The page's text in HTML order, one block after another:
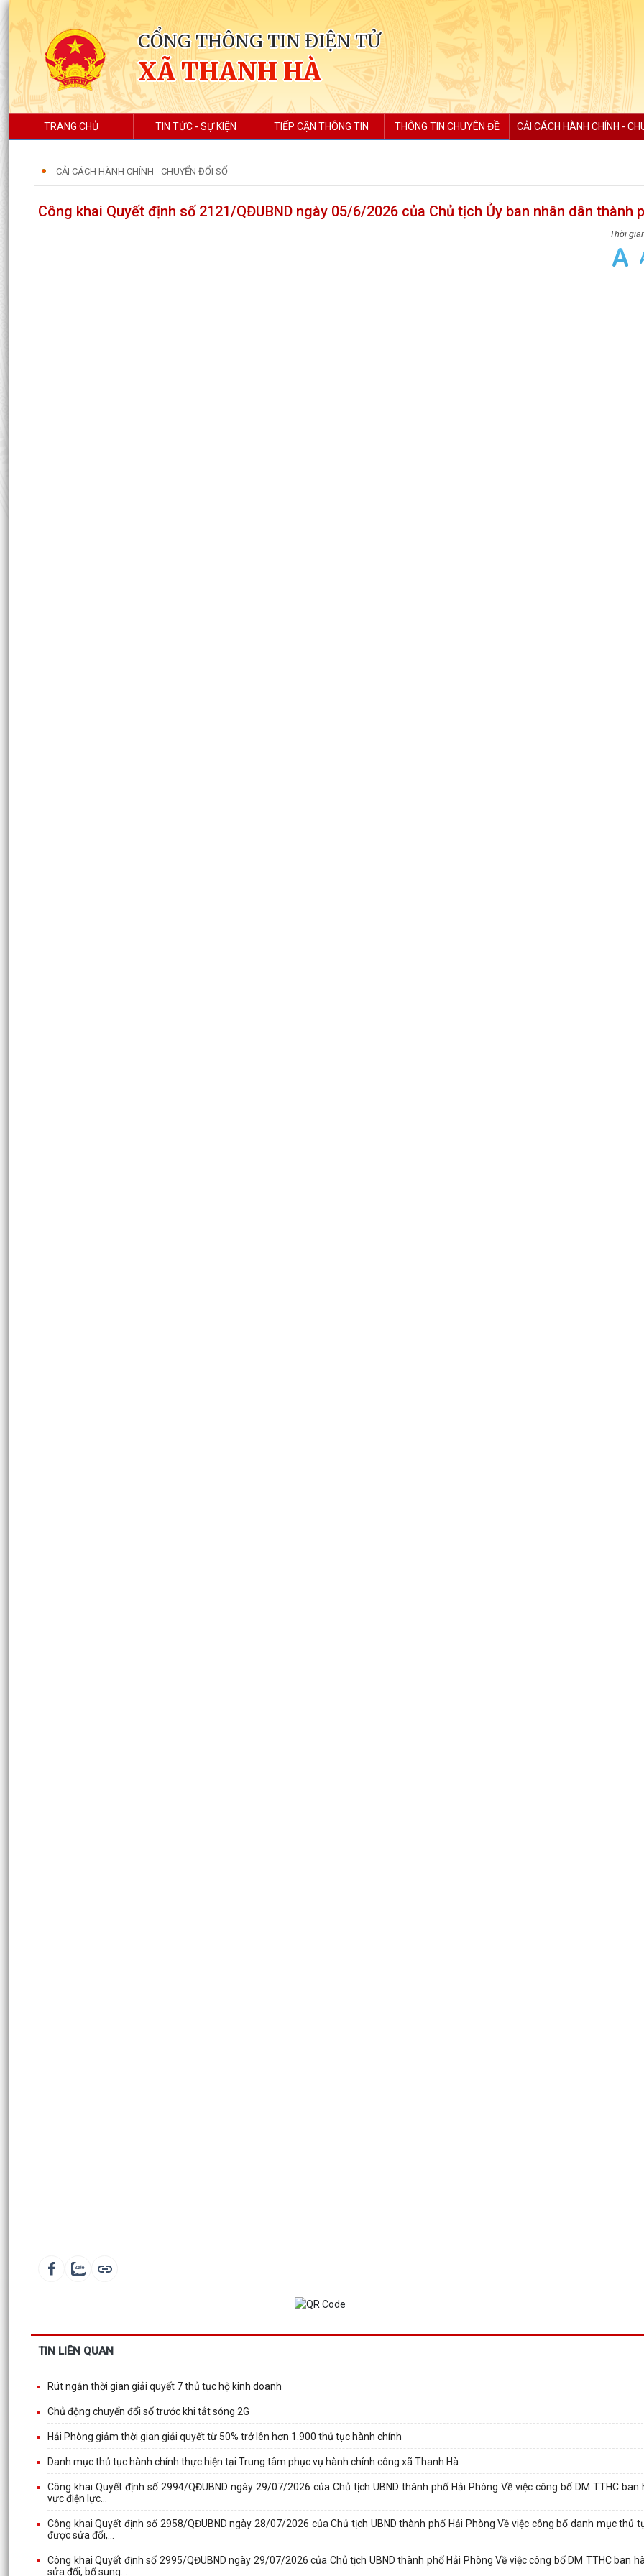
CỔNG THÔNG TIN ĐIỆN TỬ
XÃ THANH HÀ
TRANG CHỦ TIN TỨC - SỰ KIỆN TIẾP CẬN THÔNG TIN THÔNG TIN CHUYÊN ĐỀ CẢI CÁCH HÀNH CHÍNH -
CẢI CÁCH HÀNH CHÍNH - CHUYỂN ĐỔI SỐ
Công khai Quyết định số 2121/QĐUBND ngày 05/6/2026 của Chủ tịch Ủy ban nhân dân thành
TIN LIÊN QUAN
Rút ngắn thời gian giải quyết 7 thủ tục hộ kinh doanh
Chủ động chuyển đổi số trước khi tắt sóng 2G
Hải Phòng giảm thời gian giải quyết từ 50% trở lên hơn 1.900 thủ tục hành chính
Danh mục thủ tục hành chính thực hiện tại Trung tâm phục vụ hành chính công xã Thanh Hà
Công khai Quyết định số 2994/QĐUBND ngày 29/07/2026 của Chủ tịch UBND thành phố Hải Phòng Về việc công bố DM TTHC ban
vực điện lực...
Công khai Quyết định số 2958/QĐUBND ngày 28/07/2026 của Chủ tịch UBND thành phố Hải Phòng Về việc công bố danh mục thủ
được sửa đổi,...
Công khai Quyết định số 2995/QĐUBND ngày 29/07/2026 của Chủ tịch UBND thành phố Hải Phòng Về việc công bố DM TTHC ban
sửa đổi, bổ sung...